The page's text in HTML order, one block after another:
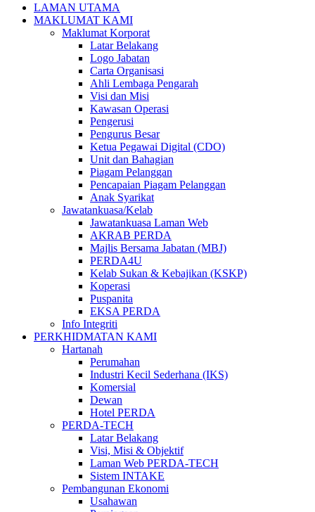
LAMAN UTAMA
MAKLUMAT KAMI
Maklumat Korporat
Latar Belakang
Logo Jabatan
Carta Organisasi
Ahli Lembaga Pengarah
Visi dan Misi
Kawasan Operasi
Pengerusi
Pengurus Besar
Ketua Pegawai Digital (CDO)
Unit dan Bahagian
Piagam Pelanggan
Pencapaian Piagam Pelanggan
Anak Syarikat
Jawatankuasa/Kelab
Jawatankuasa Laman Web
AKRAB PERDA
Majlis Bersama Jabatan (MBJ)
PERDA4U
Kelab Sukan & Kebajikan (KSKP)
Koperasi
Puspanita
EKSA PERDA
Info Integriti
PERKHIDMATAN KAMI
Hartanah
Perumahan
Industri Kecil Sederhana (IKS)
Komersial
Dewan
Hotel PERDA
PERDA-TECH
Latar Belakang
Visi, Misi & Objektif
Laman Web PERDA-TECH
Sistem INTAKE
Pembangunan Ekonomi
Usahawan